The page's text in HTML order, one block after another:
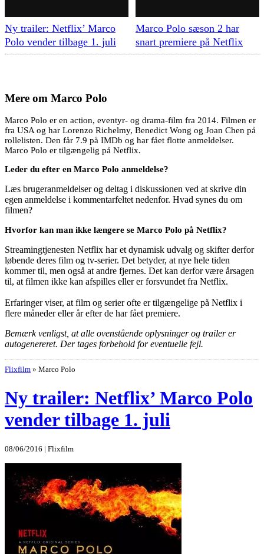
Ny trailer: Netflix’ Marco
Polo vender tilbage 1. juli
Marco Polo sæson 2 har
snart premiere på Netflix
Mere om Marco Polo
Marco Polo er en action, eventyr- og drama-film fra 2014. Filmen er
fra USA og har Lorenzo Richelmy, Benedict Wong og Joan Chen på
rollelisten. Den får 7.9 på IMDb og har fået flotte anmeldelser.
Marco Polo er tilgængelig på Netflix.
Leder du efter en Marco Polo anmeldelse?
Læs brugeranmeldelser og deltag i diskussionen ved at skrive din
egen anmeldelse i kommentarfeltet nedenfor. Hvad synes du om
filmen?
Hvorfor kan man ikke længere se Marco Polo på Netflix?
Streamingtjenesten Netflix har et dynamisk udvalg og skifter derfor
løbende deres film og tv-serier. Det betyder, at nye hele tiden
kommer til, men også at andre fjernes. Det kan derfor være årsagen
til, at filmen ikke kan afspilles eller er forsvundet fra Netflix.
Erfaringer viser, at film og serier ofte er tilgængelige på Netflix i
flere måneder eller år efter de har fået premiere.
Bemærk venligst, at alle ovenstående oplysninger og trailer er
autogenereret. Der tages forbehold for eventuelle fejl.
Flixfilm » Marco Polo
Ny trailer: Netflix’ Marco Polo
vender tilbage 1. juli
08/06/2016 | Flixfilm